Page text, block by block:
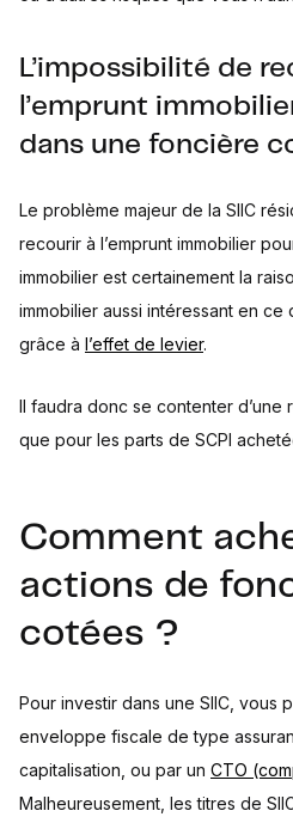
L’impossibilité de
l’emprunt
dans une foncière
Le problème majeur de la SIIC
recourir à l’emprunt immobilier
immobilier est certainement la
immobilier aussi intéressant en ce
grâce à l’effet de levier.
Il faudra donc se contenter d’une
que pour les parts de SCPI
Comment
actions de
cotées ?
Pour investir dans une SIIC, vous
enveloppe fiscale de type
capitalisation, ou par un CTO
Malheureusement, les titres de